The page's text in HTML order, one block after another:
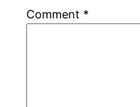
Comment *